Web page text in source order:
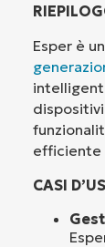
Esper è
efficiente
CASI